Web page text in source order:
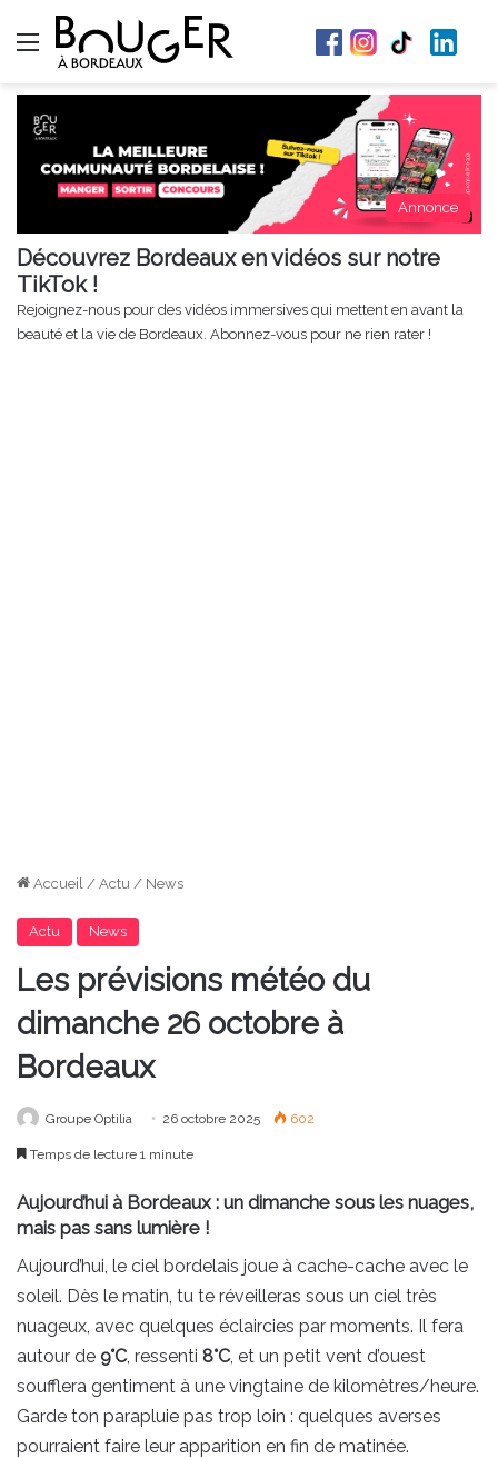
Menu
Annonce
Découvrez Bordeaux en vidéos sur notre
TikTok !
Rejoignez-nous pour des vidéos immersives qui mettent en avant la
beauté et la vie de Bordeaux. Abonnez-vous pour ne rien rater !
Accueil / Actu / News
Actu News
Les prévisions météo du
dimanche 26 octobre à
Bordeaux
Groupe Optilia 26 octobre 2025 602
Temps de lecture 1 minute
Aujourd’hui à Bordeaux : un dimanche sous les nuages,
mais pas sans lumière !
Aujourd’hui, le ciel bordelais joue à cache-cache avec le
soleil. Dès le matin, tu te réveilleras sous un ciel très
nuageux, avec quelques éclaircies par moments. Il fera
autour de 9°C, ressenti 8°C, et un petit vent d’ouest
soufflera gentiment à une vingtaine de kilomètres/heure.
Garde ton parapluie pas trop loin : quelques averses
pourraient faire leur apparition en fin de matinée.